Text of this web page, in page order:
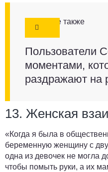
Смотрите также
Пользователи
моментами,
раздражают на
13. Женская
«Когда я была в
беременную женщину с
одна из девочек не могла
чтобы помыть руки, а их